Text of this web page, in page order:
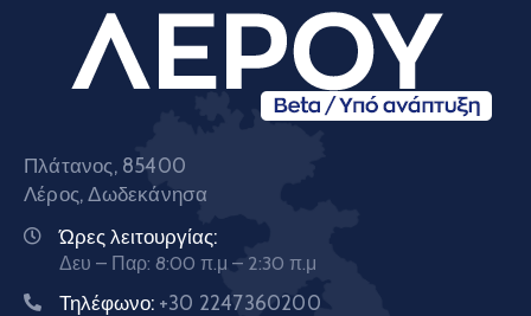
Πλάτανος, 85400
Λέρος, Δωδεκάνησα
Ώρες λειτουργίας:
Δευ – Παρ: 8:00 π.μ – 2:30 π.μ
Τηλέφωνο: +30 2247360200